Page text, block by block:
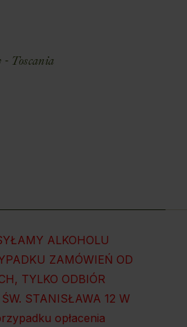
- Toscania
ALKOHOLU
ZAMÓWIEŃ OD
TYLKO ODBIÓR
STANISŁAWA 12 W
opłacenia